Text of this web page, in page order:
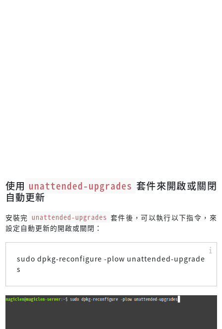
使用 unattended-upgrades 套件來開啟或關閉
自動更新
安裝完 unattended-upgrades 套件後，可以執行以下指令，來
設定自動更新的開啟或關閉：
sudo dpkg-reconfigure -plow unattended-upgrade
s